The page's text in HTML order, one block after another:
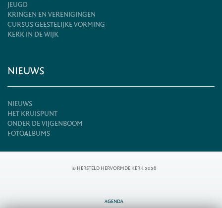
JEUGD
KRINGEN EN VERENIGINGEN
CURSUS GEESTELIJKE VORMING
KERK IN DE WIJK
NIEUWS
NIEUWS
HET KRUISPUNT
ONDER DE VIJGENBOOM
FOTOALBUMS
© HERSTELD HERVORMDE KERK 2026
AGENDA